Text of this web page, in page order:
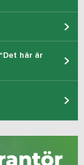
här är